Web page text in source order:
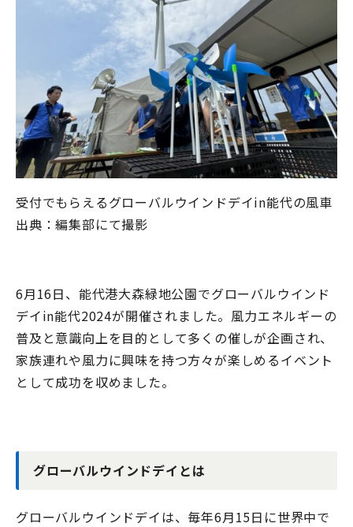
受付でもらえるグローバルウインドデイin能代の風車
出典：編集部にて撮影
6月16日、能代港大森緑地公園でグローバルウインド
デイin能代2024が開催されました。風力エネルギーの
普及と意識向上を目的として多くの催しが企画され、
家族連れや風力に興味を持つ方々が楽しめるイベント
として成功を収めました。
グローバルウインドデイとは
グローバルウインドデイは、毎年6月15日に世界中で